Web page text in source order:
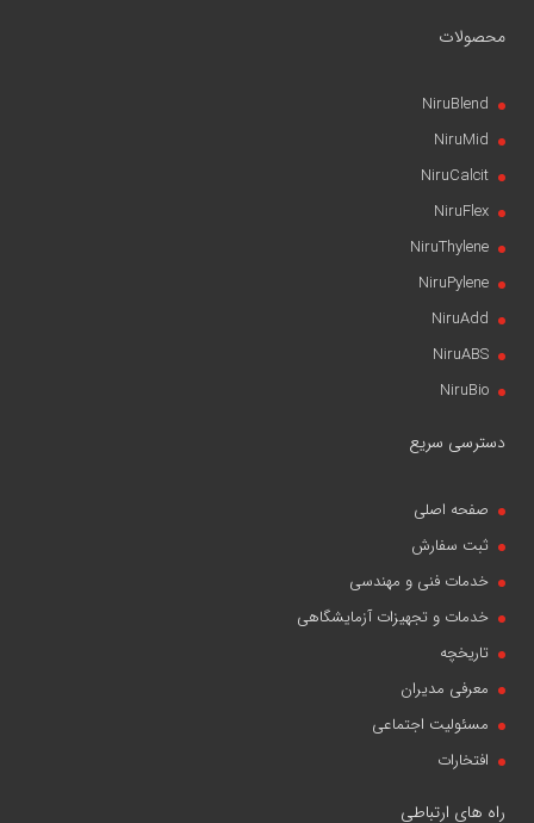
محصولات
NiruBlend
NiruMid
NiruCalcit
NiruFlex
NiruThylene
NiruPylene
NiruAdd
NiruABS
NiruBio
دسترسی سریع
صفحه اصلی
ثبت سفارش
خدمات فنی و مهندسی
خدمات و تجهیزات آزمایشگاهی
تاریخچه
معرفی مدیران
مسئولیت اجتماعی
افتخارات
راه های ارتباطی